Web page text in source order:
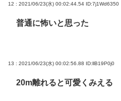
12 : 2021/06/23(水) 00:02:44.54 ID:7j1Wd6350
普通に怖いと思った
13 : 2021/06/23(水) 00:02:56.88 ID:llB19P0j0
20m離れると可愛くみえる